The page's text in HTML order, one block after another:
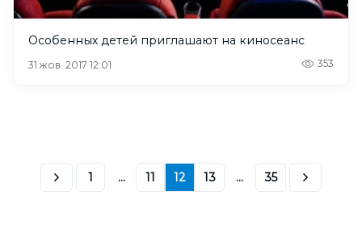
Особенных детей приглашают на киносеанс
31 жов. 2017 12:01 353
1 ... 11 12 13 ... 35